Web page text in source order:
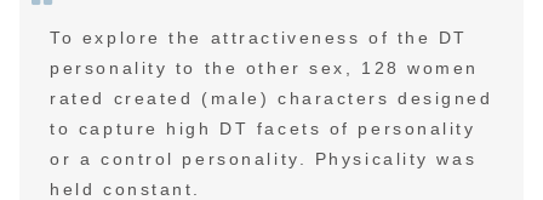
To explore the attractiveness of the DT
personality to the other sex, 128 women
rated created (male) characters designed
to capture high DT facets of personality
or a control personality. Physicality was
held constant.